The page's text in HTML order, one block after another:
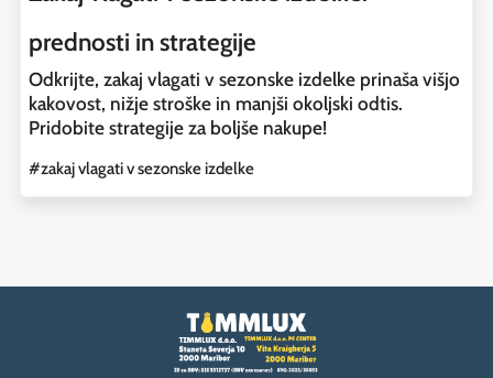
prednosti in strategije
Odkrijte, zakaj vlagati v sezonske izdelke prinaša višjo
kakovost, nižje stroške in manjši okoljski odtis.
Pridobite strategije za boljše nakupe!
#zakaj vlagati v sezonske izdelke